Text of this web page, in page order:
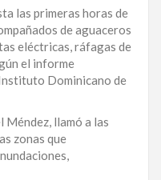
las primeras horas de
de aguaceros
eléctricas, ráfagas de
el informe
Dominicano de
Méndez, llamó a las
zonas que